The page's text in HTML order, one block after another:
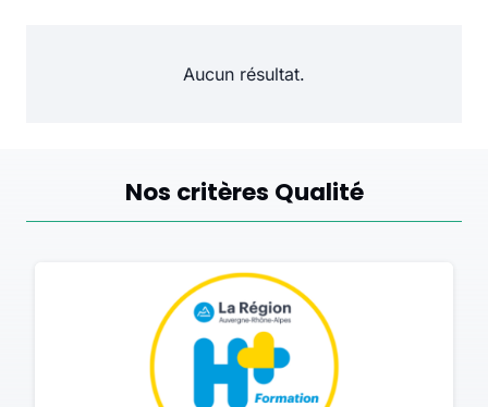
Aucun résultat.
Nos critères Qualité